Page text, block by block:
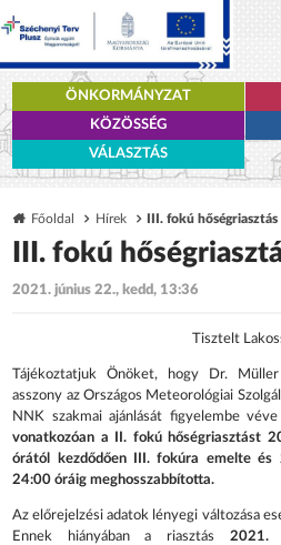
ÖNKORMÁNYZAT
KÖZÖSSÉG
VÁLASZTÁS
Főoldal Hírek III. fokú hőségriasztás
III. fokú
2021. június 22., kedd, 13:36
Tisztelt
Tájékoztatjuk Önöket, hogy Dr.
asszony az Országos Meteorológiai
NNK szakmai ajánlását figyelembe
vonatkozóan a II. fokú hőségriasztást
órától kezdődően III. fokúra emelte és
24:00 óráig meghosszabbította.
Az előrejelzési adatok lényegi változása
Ennek hiányában a riasztás 2021.